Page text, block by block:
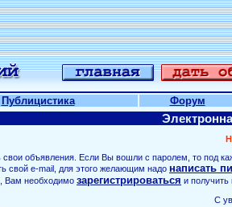
Публицистика Форум
свои объявления. Если Вы вошли с паролем, то под
свой е-mail, для этого желающим надо написать
Вам необходимо зарегистрироваться и получить
С